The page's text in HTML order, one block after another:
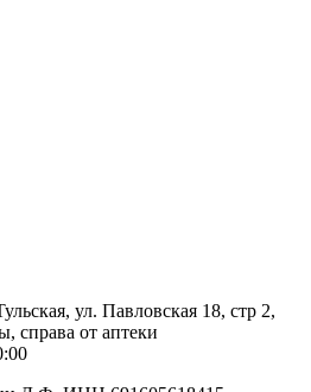
ул. Павловская 18, стр 2,
справа от аптеки